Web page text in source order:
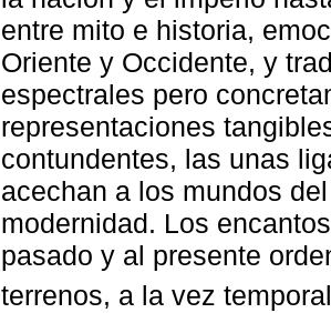
entre mito e historia,
Oriente y Occidente, y
espectrales pero
representaciones
contundentes, las unas
acechan a los mundos
modernidad. Los
pasado y al presente
terrenos, a la vez